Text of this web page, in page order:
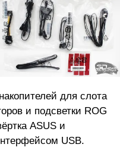
для слота
и подсветки ROG
ASUS и
USB.